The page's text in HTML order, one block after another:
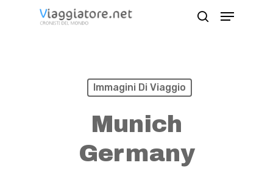
Menu
Immagini Di Viaggio
Munich
Germany